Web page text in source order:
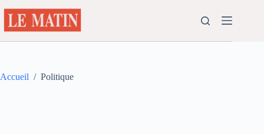
au
contenu
Accueil / Politique